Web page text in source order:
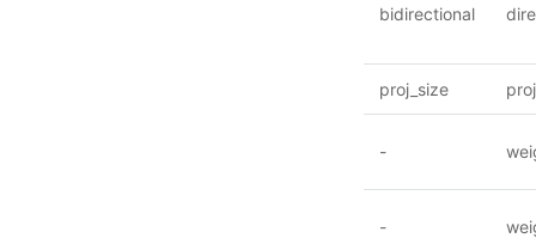
bidirectional
proj_size
-
-